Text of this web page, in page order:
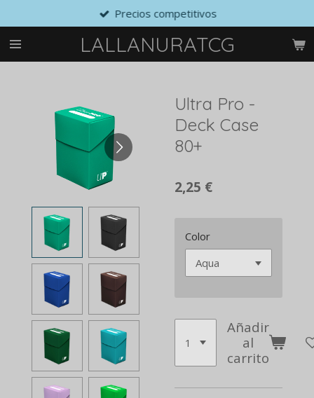
al
contenido
principal
LALLANURATCG
Precios competitivos
Ultra Pro -
Deck Case
80+
2,25 €
Color
Añadir
al
carrito